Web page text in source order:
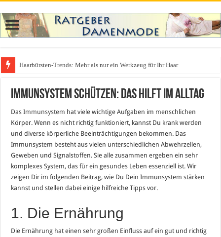
Haarbürsten-Trends: Mehr als nur ein Werkzeug für Ihr Haar
Immunsystem schützen: Das hilft im Alltag
DasImmunsystem hat viele wichtige Aufgaben im menschlichen
Körper. Wenn es nicht richtig funktioniert, kannst Du krank werden
und diverse körperliche Beeinträchtigungen bekommen. Das
Immunsystem besteht aus vielen unterschiedlichen Abwehrzellen,
Geweben und Signalstoffen. Sie alle zusammen ergeben ein sehr
komplexes System, das für ein gesundes Leben essenziell ist. Wir
zeigen Dir im folgenden Beitrag, wie Du Dein Immunsystem stärken
kannst und stellen dabei einige hilfreiche Tipps vor.
1. Die Ernährung
Die Ernährung hat einen sehr großen Einfluss auf ein gut und richtig